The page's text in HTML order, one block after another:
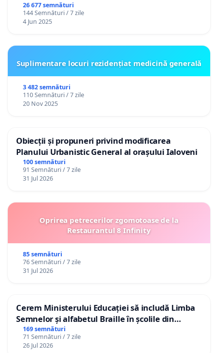
26 677 semnături
144 Semnături / 7 zile
4 Jun 2025
Suplimentare locuri rezidențiat medicină generală
3 482 semnături
110 Semnături / 7 zile
20 Nov 2025
Obiecții și propuneri privind modificarea
Planului Urbanistic General al orașului Ialoveni
100 semnături
91 Semnături / 7 zile
31 Jul 2026
Oprirea petrecerilor zgomotoase de la
Restaurantul 8 Infinity
85 semnături
76 Semnături / 7 zile
31 Jul 2026
Cerem Ministerului Educației să includă Limba
Semnelor și alfabetul Braille în școlile din
Republica Moldova!
169 semnături
71 Semnături / 7 zile
26 Jul 2026